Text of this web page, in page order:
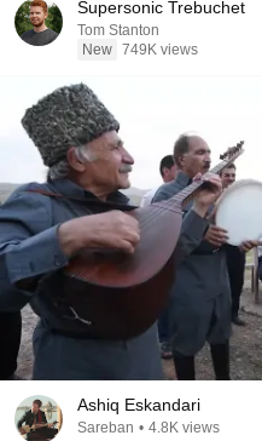
Supersonic Trebuchet
Tom Stanton
New 749K views
Ashiq Eskandari
Sareban • 4.8K views